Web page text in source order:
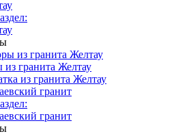
из гранита Желтау
гранита Желтау
из гранита Желтау
гранит
гранит